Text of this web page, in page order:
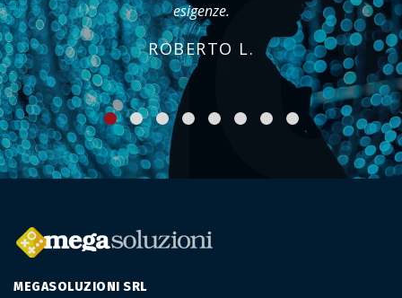
banali. Hanno trasformato la nostra idea in
qualcosa di davvero unico.
MARCO D.
MEGASOLUZIONI SRL